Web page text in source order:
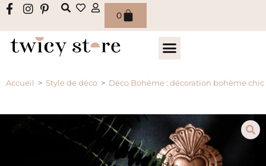
0
Accueil > Style de déco > Déco Bohème : décoration bohème